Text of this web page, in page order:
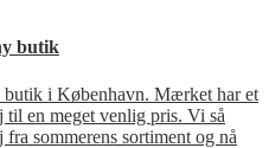
butik
butik i København. Mærket har et
til en meget venlig pris. Vi så
sommerens sortiment og nå